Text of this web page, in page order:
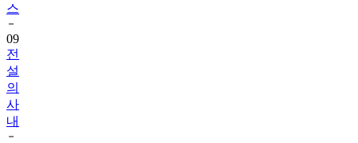
스
09
전
설
의
사
내